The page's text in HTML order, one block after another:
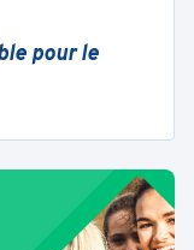
pour le